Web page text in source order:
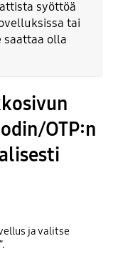
syöttöä
tai
saattaa olla
OTP:n
ja valitse